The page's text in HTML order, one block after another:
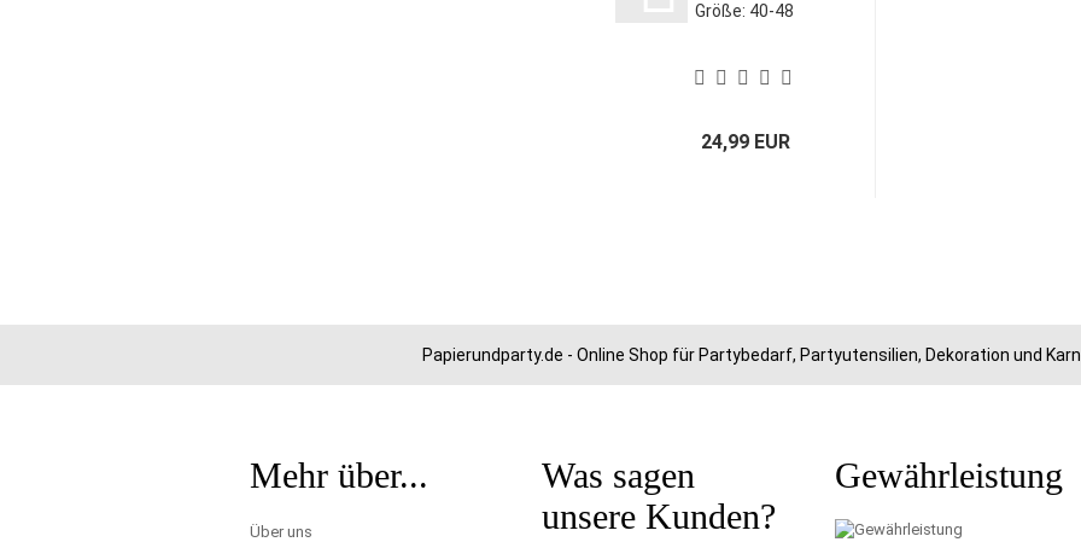
Größe: 40-48
24,99 EUR
Papierundparty.de - Online Shop für Partybedarf, Partyutensilien, Dekoration und
Mehr über...
Über uns
Was sagen
unsere Kunden?
Gewährleistung